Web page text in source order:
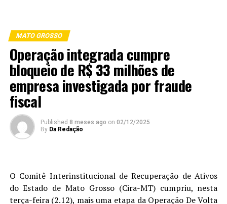
MATO GROSSO
Operação integrada cumpre
bloqueio de R$ 33 milhões de
empresa investigada por fraude
fiscal
Published 8 meses ago on 02/12/2025
By Da Redação
O Comitê Interinstitucional de Recuperação de Ativos
do Estado de Mato Grosso (Cira-MT) cumpriu, nesta
terça-feira (2.12), mais uma etapa da Operação De Volta